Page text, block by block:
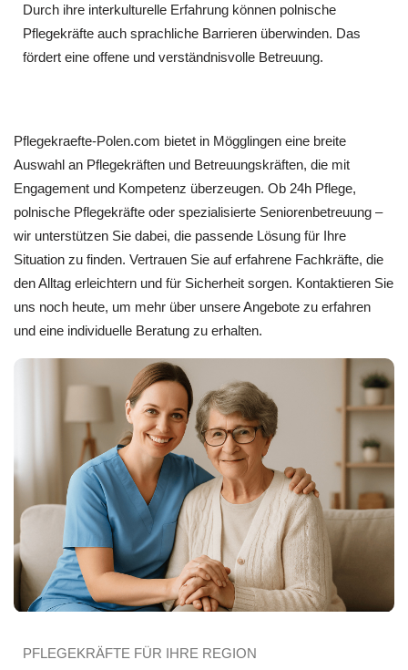
Durch ihre interkulturelle Erfahrung können polnische
Pflegekräfte auch sprachliche Barrieren überwinden. Das
fördert eine offene und verständnisvolle Betreuung.
Pflegekraefte-Polen.com bietet in Mögglingen eine breite
Auswahl an Pflegekräften und Betreuungskräften, die mit
Engagement und Kompetenz überzeugen. Ob 24h Pflege,
polnische Pflegekräfte oder spezialisierte Seniorenbetreuung –
wir unterstützen Sie dabei, die passende Lösung für Ihre
Situation zu finden. Vertrauen Sie auf erfahrene Fachkräfte, die
den Alltag erleichtern und für Sicherheit sorgen. Kontaktieren Sie
uns noch heute, um mehr über unsere Angebote zu erfahren
und eine individuelle Beratung zu erhalten.
PFLEGEKRÄFTE FÜR IHRE REGION